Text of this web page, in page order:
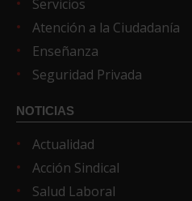
Servicios
Atención a la Ciudadanía
Enseñanza
Seguridad Privada
NOTICIAS
Actualidad
Acción Sindical
Salud Laboral